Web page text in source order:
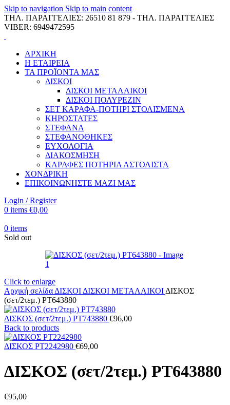
Skip to navigation Skip to main content
ΤΗΛ. ΠΑΡΑΓΓΕΛΙΕΣ: 26510 81 879 - ΤΗΛ. ΠΑΡΑΓΓΕΛΙΕΣ
VIBER: 6949472595
ΑΡΧΙΚΗ
Η ΕΤΑΙΡΕΙΑ
ΤΑ ΠΡΟΪΟΝΤΑ ΜΑΣ
ΔΙΣΚΟΙ
ΔΙΣΚΟΙ ΜΕΤΑΛΛΙΚΟΙ
ΔΙΣΚΟΙ ΠΟΛΥΡΕΖΙΝ
ΣΕΤ ΚΑΡΑΦΑ-ΠΟΤΗΡΙ ΣΤΟΛΙΣΜΕΝΑ
ΚΗΡΟΣΤΑΤΕΣ
ΣΤΕΦΑΝΑ
ΣΤΕΦΑΝΟΘΗΚΕΣ
ΕΥΧΟΛΟΓΙΑ
ΔΙΑΚΟΣΜΗΣΗ
ΚΑΡΑΦΕΣ ΠΟΤΗΡΙΑ ΑΣΤΟΛΙΣΤΑ
ΧΟΝΔΡΙΚΗ
ΕΠΙΚΟΙΝΩΝΗΣΤΕ ΜΑΖΙ ΜΑΣ
Login / Register
0 items €0,00
0 items
Sold out
Click to enlarge
Αρχική σελίδα ΔΙΣΚΟΙ ΔΙΣΚΟΙ ΜΕΤΑΛΛΙΚΟΙ ΔΙΣΚΟΣ
(σετ/2τεμ.) PT643880
ΔΙΣΚΟΣ (σετ/2τεμ.) PT743880 €96,00
Back to products
ΔΙΣΚΟΣ PT2242980 €69,00
ΔΙΣΚΟΣ (σετ/2τεμ.) PT643880
€95,00